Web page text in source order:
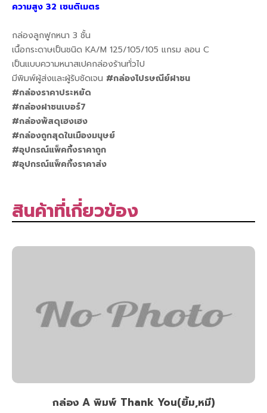
ความสูง 32 เซนติเมตร
กล่องลูกฟูกหนา 3 ชั้น
เนื้อกระดาษเป็นชนิด KA/M 125/105/105 แกรม ลอน C
เป็นแบบความหนาสเปคกล่องร้านทั่วไป
มีพิมพ์ผู้ส่งและผู้รับชัดเจน #กล่องไปรษณีย์ฝาชน
#กล่องราคาประหยัด
#กล่องฝาชนเบอร์7
#กล่องพัสดุเฮงเฮง
#กล่องถูกสุดในเมืองมนุษย์
#อุปกรณ์แพ็คกิ้งราคาถูก
#อุปกรณ์แพ็คกิ้งราคาส่ง
สินค้าที่เกี่ยวข้อง
กล่อง A พิมพ์ Thank You(ยิ้ม,หมี)